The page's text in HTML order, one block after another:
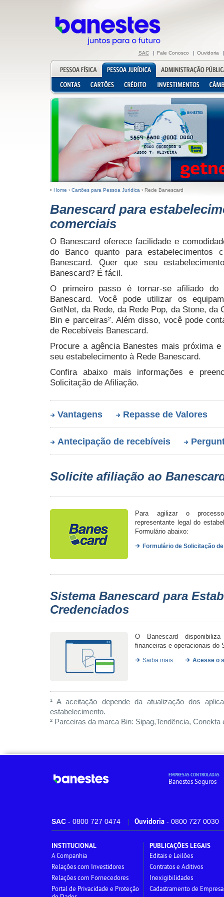
SAC | Fale Conosco | Ouvidoria |
• Home › Cartões para Pessoa Jurídica › Rede Banescard
Banescard para
comerciais
O Banescard oferece facilidade e
do Banco quanto para estabelecimentos
Banescard. Quer que seu
Banescard? É fácil.
O primeiro passo é tornar-se afiliado do
Banescard. Você pode utilizar os
GetNet, da Rede, da Rede Pop, da Stone, da
Bin e parceiras². Além disso, você pode
de Recebíveis Banescard.
Procure a agência Banestes mais próxima
seu estabelecimento à Rede Banescard.
Confira abaixo mais informações e
Solicitação de Afiliação.
Vantagens Repasse de Valores
Antecipação de recebíveis
Solicite afiliação ao
Para agilizar o
representante legal do
Formulário abaixo:
Formulário de Solicitação
Sistema Banescard para
Credenciados
O Banescard
financeiras e operacionais do
Saiba mais Acesse o
¹ A aceitação depende da atualização dos
estabelecimento.
² Parceiras da marca Bin: Sipag,Tendência, Conekta
EMPRESAS CONTROLADAS
Banestes Seguros
SAC- 0800 727 0474 Ouvidoria- 0800 727 0030
INSTITUCIONAL
A Companhia
Relações com Investidores
Relações com Fornecedores
Portal de Privacidade e Proteção
PUBLICAÇÕES LEGAIS
Editais e Leilões
Contratos e Aditivos
Inexigibilidades
Cadastramento de